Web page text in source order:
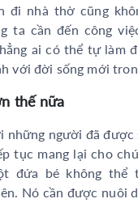
đi nhà thờ cũng
ta cần đến công
ai có thể tự làm
với đời sống mới
thế nữa
những người đã được
tục mang lại cho
đứa bé không thể
Nó cần được nuôi